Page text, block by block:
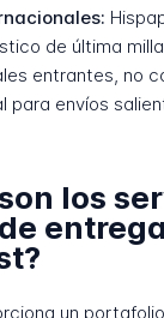
de última
entrantes, no
para envíos
los
un